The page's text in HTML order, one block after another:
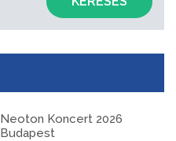
Neoton Koncert 2026
Budapest